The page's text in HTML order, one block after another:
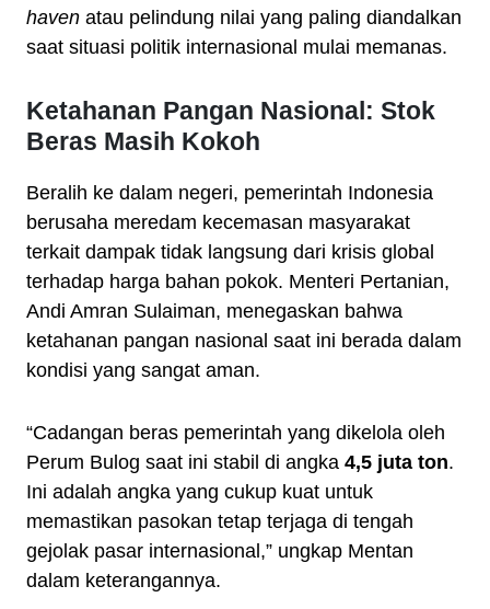
haven atau pelindung nilai yang paling diandalkan
saat situasi politik internasional mulai memanas.
Ketahanan Pangan Nasional: Stok
Beras Masih Kokoh
Beralih ke dalam negeri, pemerintah Indonesia
berusaha meredam kecemasan masyarakat
terkait dampak tidak langsung dari krisis global
terhadap harga bahan pokok. Menteri Pertanian,
Andi Amran Sulaiman, menegaskan bahwa
ketahanan pangan nasional saat ini berada dalam
kondisi yang sangat aman.
“Cadangan beras pemerintah yang dikelola oleh
Perum Bulog saat ini stabil di angka 4,5 juta ton.
Ini adalah angka yang cukup kuat untuk
memastikan pasokan tetap terjaga di tengah
gejolak pasar internasional,” ungkap Mentan
dalam keterangannya.